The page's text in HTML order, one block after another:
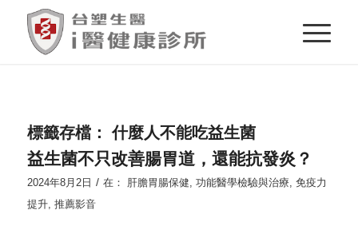
標籤存檔：什麼人不能吃益生菌
益生菌不只改善腸胃道，還能抗發炎？
2024年8月2日 / 在： 肝膽胃腸保健, 功能醫學檢驗與治療, 免疫力
提升, 推薦影音